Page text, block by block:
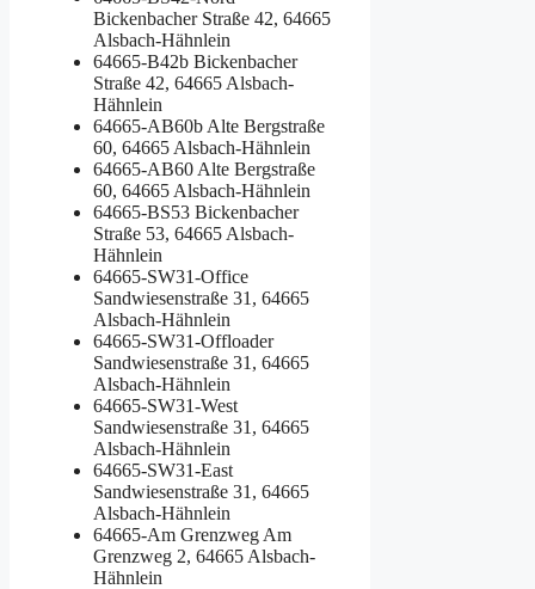
Bickenbacher Straße 42, 64665
Alsbach-Hähnlein
64665-B42b Bickenbacher
Straße 42, 64665 Alsbach-
Hähnlein
64665-AB60b Alte Bergstraße
60, 64665 Alsbach-Hähnlein
64665-AB60 Alte Bergstraße
60, 64665 Alsbach-Hähnlein
64665-BS53 Bickenbacher
Straße 53, 64665 Alsbach-
Hähnlein
64665-SW31-Office
Sandwiesenstraße 31, 64665
Alsbach-Hähnlein
64665-SW31-Offloader
Sandwiesenstraße 31, 64665
Alsbach-Hähnlein
64665-SW31-West
Sandwiesenstraße 31, 64665
Alsbach-Hähnlein
64665-SW31-East
Sandwiesenstraße 31, 64665
Alsbach-Hähnlein
64665-Am Grenzweg Am
Grenzweg 2, 64665 Alsbach-
Hähnlein